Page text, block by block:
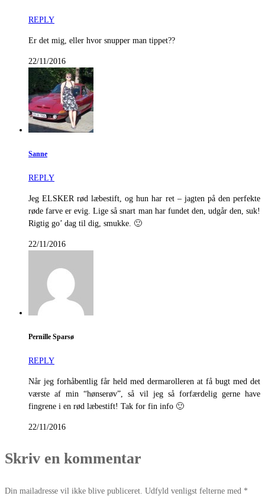
REPLY
Er det mig, eller hvor snupper man tippet??
22/11/2016
Sanne
REPLY
Jeg ELSKER rød læbestift, og hun har ret – jagten på den perfekte
røde farve er evig. Lige så snart man har fundet den, udgår den, suk!
Rigtig go’ dag til dig, smukke. 🙂
22/11/2016
Pernille Sparsø
REPLY
Når jeg forhåbentlig får held med dermarolleren at få bugt med det
værste af min “hønserøv”, så vil jeg så forfærdelig gerne have
fingrene i en rød læbestift! Tak for fin info 🙂
22/11/2016
Skriv en kommentar
Din mailadresse vil ikke blive publiceret. Udfyld venligst felterne med *